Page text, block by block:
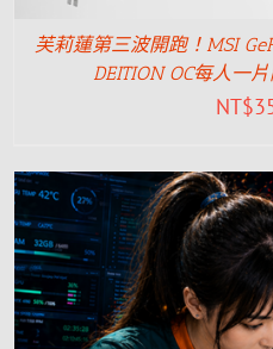
芙莉蓮第三波開跑！MSI
DEITION OC每人一
NT$